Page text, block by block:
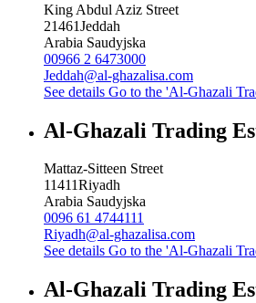
King Abdul Aziz Street
21461Jeddah
Arabia Saudyjska
00966 2 6473000
Jeddah@al-ghazalisa.com
See details Go to the 'Al-Ghazali
Al-Ghazali Trading
Mattaz-Sitteen Street
11411Riyadh
Arabia Saudyjska
0096 61 4744111
Riyadh@al-ghazalisa.com
See details Go to the 'Al-Ghazali
Al-Ghazali Trading